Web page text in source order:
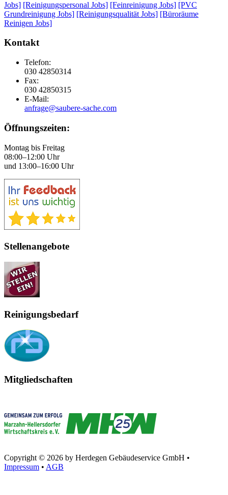
Jobs] [Reinigungspersonal Jobs] [Feinreinigung Jobs] [PVC
Grundreinigung Jobs] [Reinigungsqualität Jobs] [Büroräume
Reinigen Jobs]
Kontakt
Telefon:
030 42850314
Fax:
030 42850315
E-Mail:
anfrage@saubere-sache.com
Öffnungszeiten:
Montag bis Freitag
08:00–12:00 Uhr
und 13:00–16:00 Uhr
Stellenangebote
Reinigungsbedarf
Mitgliedschaften
Copyright © 2026 by Herdegen Gebäudeservice GmbH •
Impressum • AGB